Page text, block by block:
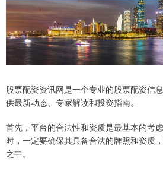
股票配资资讯网是一个专业的股票配资信
供最新动态、专家解读和投资指南。
首先，平台的合法性和资质是最基本的考
时，一定要确保其具备合法的牌照和资质
之中。